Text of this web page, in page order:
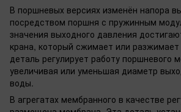
В поршневых версиях изменён напора
посредством поршня с пружинным
значения выходного давления
крана, который сжимает или
деталь регулирует работу поршневого
увеличивая или уменьшая диаметр
воды.
В агрегатах мембранного в качестве